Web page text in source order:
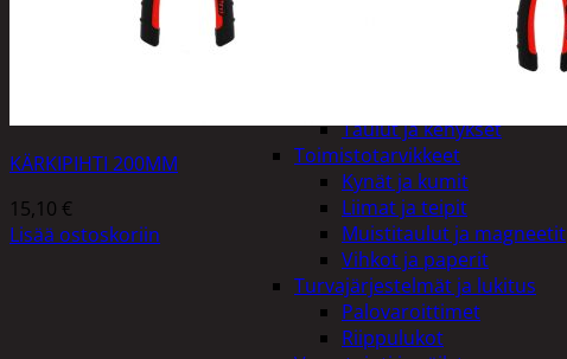
Taulut ja kehykset
Toimistotarvikkeet
Kynät ja kumit
Liimat ja teipit
Muistitaulut ja magneetit
Vihkot ja paperit
Turvajärjestelmät ja lukitus
Palovaroittimet
Riippulukot
KÄRKIPIHTI 200MM
15,10 €
Lisää ostoskoriin